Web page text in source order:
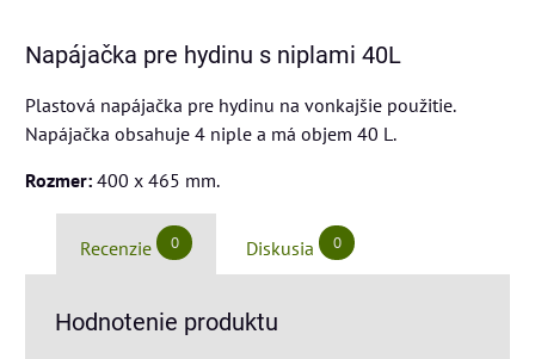
Napájačka pre hydinu s niplami 40L
Plastová napájačka pre hydinu na vonkajšie použitie.
Napájačka obsahuje 4 niple a má objem 40 L.
Rozmer: 400 x 465 mm.
Recenzie 0 Diskusia 0
Hodnotenie produktu